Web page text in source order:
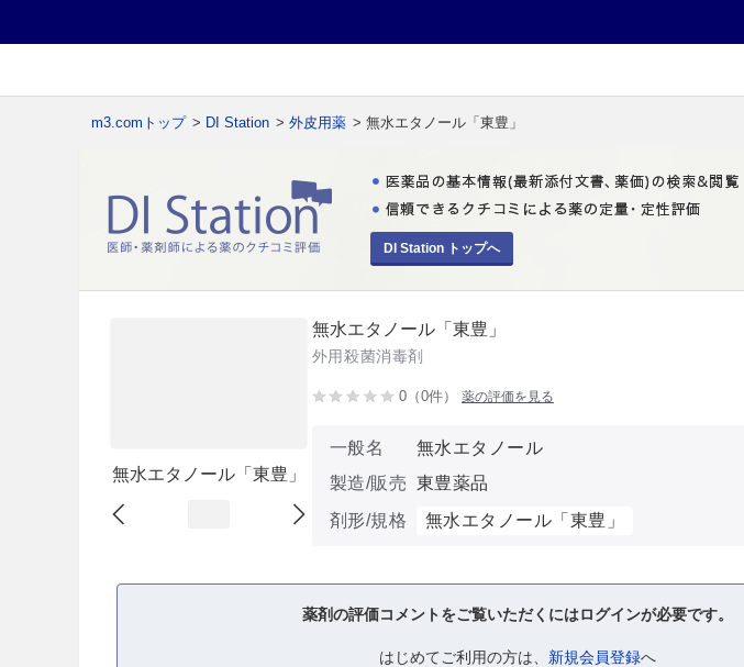
m3.comトップ > DI Station > 外皮用薬 > 無水エタノール「東豊」
DI Station トップへ
無水エタノール「東豊」
無水エタノール「東豊」
外用殺菌消毒剤
0（0件） 薬の評価を見る
一般名
無水エタノール
製造/販売 東豊薬品
剤形/規格
無水エタノール「東豊」
薬剤の評価コメントをご覧いただくにはログインが必要です。
はじめてご利用の方は、 新規会員登録へ